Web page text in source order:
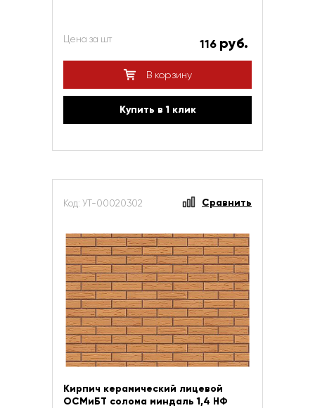
Цена за шт 116 руб.
В корзину
Купить в 1 клик
Код: УТ-00020302 Сравнить
Кирпич керамический лицевой
ОСМиБТ солома миндаль 1,4 НФ